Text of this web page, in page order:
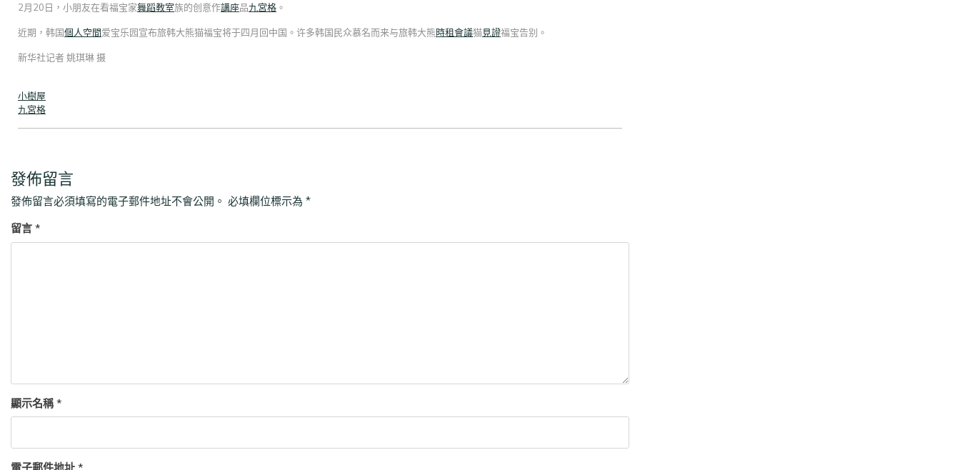
2月20日，小朋友在看福宝家舞蹈教室族的创意作講座品九宮格 。
近期，韩国個人空間爱宝乐园宣布旅韩大熊猫福宝将于四月回中国。许多韩国民众慕名而来与旅韩大熊時租會議猫見證福宝告别。
新华社记者 姚琪琳 摄
小樹屋
九宮格
發佈留言
發佈留言必須填寫的電子郵件地址不會公開。 必填欄位標示為 *
留言 *
顯示名稱*